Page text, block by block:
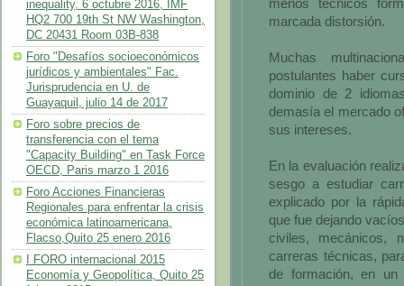
inequality, 6 octubre 2016, IMF
HQ2 700 19th St NW Washington,
DC 20431 Room 03B-838
Foro "Desafíos socioeconómicos
jurídicos y ambientales" Fac.
Jurisprudencia en U. de
Guayaquil, julio 14 de 2017
Foro sobre precios de
transferencia con el tema
"Capacity Building" en Task Force
OECD, Paris marzo 1 2016
Foro Acciones Financieras
Regionales para enfrentar la crisis
económica latinoamericana,
Flacso,Quito 25 enero 2016
I FORO internacional 2015
Economía y Geopolítica, Quito 25
menos técnicos
marcada distorsión.
Muchas
postulantes haber
dominio de 2
demasía el mercado
sus intereses.
En la evaluación
sesgo a estudiar
explicado por la
que fue dejando
civiles, mecánicos,
carreras técnicas,
de formación, en